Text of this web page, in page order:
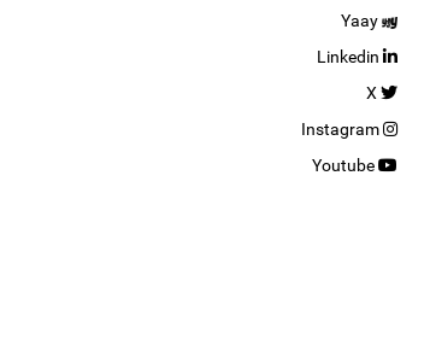
Yaay
Linkedin
X
Instagram
Youtube